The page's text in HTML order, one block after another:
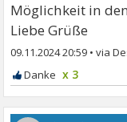
Möglichkeit in
Liebe Grüße
09.11.2024 20:59 •
x 3